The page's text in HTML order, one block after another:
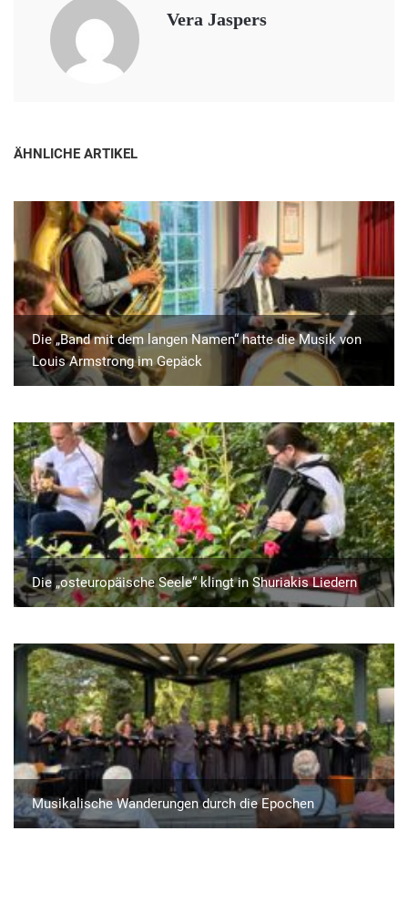
Vera Jaspers
ÄHNLICHE ARTIKEL
Die „Band mit dem langen Namen“ hatte die Musik von
Louis Armstrong im Gepäck
Die „osteuropäische Seele“ klingt in Shuriakis Liedern
Musikalische Wanderungen durch die Epochen